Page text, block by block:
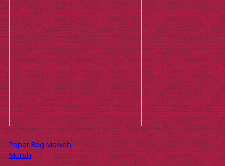
Paper Bag Mewah
Murah